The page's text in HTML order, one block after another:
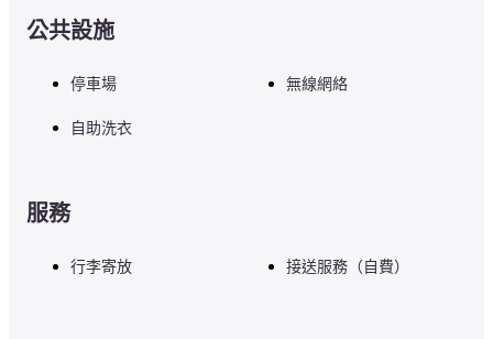
公共設施
停車場 無線網絡
自助洗衣
服務
行李寄放 接送服務（自費）